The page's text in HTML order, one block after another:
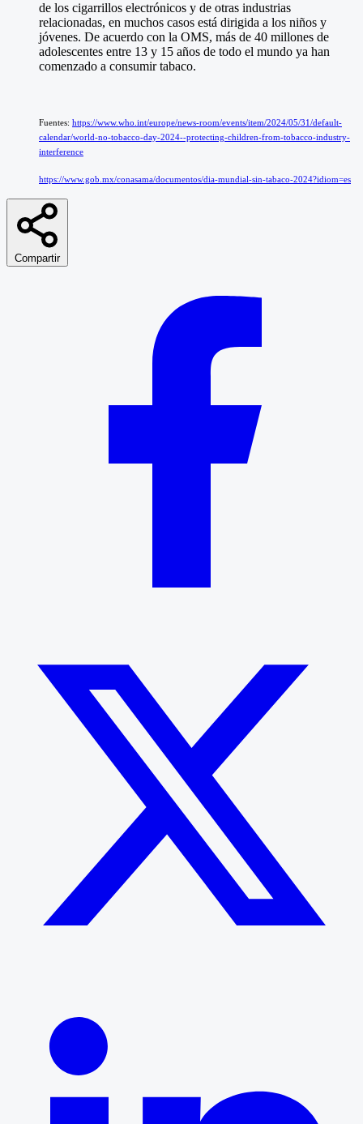
de los cigarrillos electrónicos y de otras industrias
relacionadas, en muchos casos está dirigida a los niños y
jóvenes. De acuerdo con la OMS, más de 40 millones de
adolescentes entre 13 y 15 años de todo el mundo ya han
comenzado a consumir tabaco.
Fuentes: https://www.who.int/europe/news-room/events/item/2024/05/31/default-
calendar/world-no-tobacco-day-2024--protecting-children-from-tobacco-industry-
interference
https://www.gob.mx/conasama/documentos/dia-mundial-sin-tabaco-2024?idiom=es
Compartir